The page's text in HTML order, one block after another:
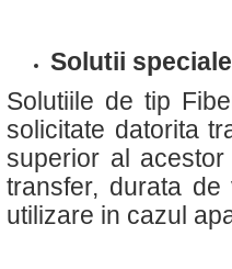
Solutii
Solutiile de tip
solicitate datorita
superior al
transfer, durata
utilizare in cazul